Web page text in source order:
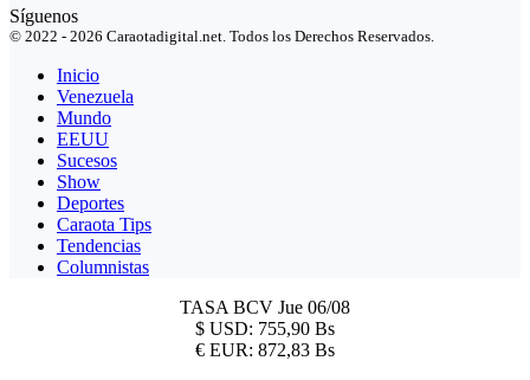
Síguenos
© 2022 - 2026 Caraotadigital.net. Todos los Derechos Reservados.
Inicio
Venezuela
Mundo
EEUU
Sucesos
Show
Deportes
Caraota Tips
Tendencias
Columnistas
TASA BCV Jue 06/08
$ USD: 755,90 Bs
€ EUR: 872,83 Bs